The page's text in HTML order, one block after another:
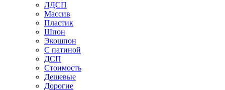
ЛДСП
Массив
Пластик
Шпон
Экошпон
С патиной
ДСП
Стоимость
Дешевые
Дорогие